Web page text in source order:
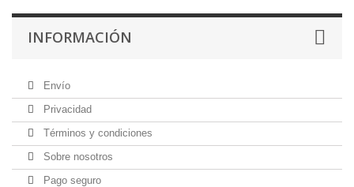
INFORMACIÓN
Envío
Privacidad
Términos y condiciones
Sobre nosotros
Pago seguro